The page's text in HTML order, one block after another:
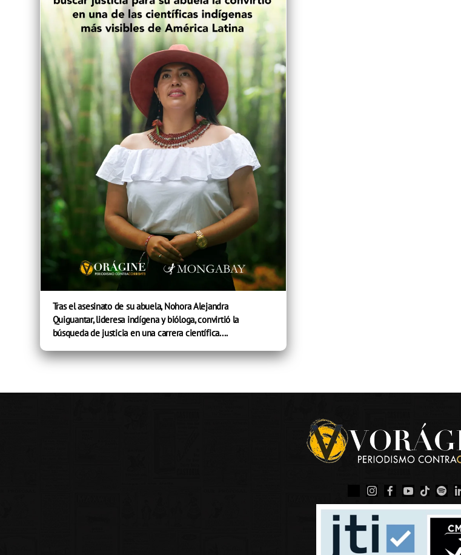
Tras el asesinato de su abuela, Nohora Alejandra
Quiguantar, lideresa indígena y bióloga, convirtió la
búsqueda de justicia en una carrera científica....